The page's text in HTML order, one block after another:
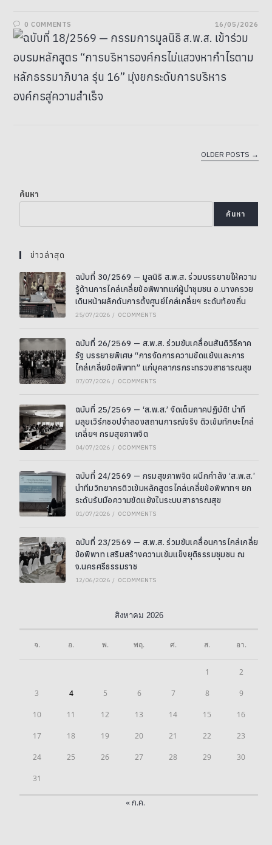
0 COMMENTS 16/05/2026
OLDER POSTS →
ค้นหา
ค้นหา
ข่าวล่าสุด
ฉบับที่ 30/2569 — มูลนิธิ ส.พ.ส. ร่วมบรรยายให้ความ
รู้ด้านการไกล่เกลี่ยข้อพิพาทแก่ผู้นำชุมชน อ.บางกรวย
เดินหน้าผลักดันการตั้งศูนย์ไกล่เกลี่ยฯ ระดับท้องถิ่น
25/07/2026 / 0 COMMENTS
ฉบับที่ 26/2569 — ส.พ.ส. ร่วมขับเคลื่อนสันติวิธีภาค
รัฐ บรรยายพิเศษ “การจัดการความขัดแย้งและการ
ไกล่เกลี่ยข้อพิพาท” แก่บุคลากรกระทรวงสาธารณสุข
07/07/2026 / 0 COMMENTS
ฉบับที่ 25/2569 — ‘ส.พ.ส.’ จัดเต็มภาคปฏิบัติ! นำที
มลุยเวิร์กชอปจำลองสถานการณ์จริง ติวเข้มทักษะไกล่
เกลี่ยฯ กรมสุขภาพจิต
04/07/2026 / 0 COMMENTS
ฉบับที่ 24/2569 — กรมสุขภาพจิต ผนึกกำลัง ‘ส.พ.ส.’
นำทีมวิทยากรติวเข้มหลักสูตรไกล่เกลี่ยข้อพิพาทฯ ยก
ระดับรับมือความขัดแย้งในระบบสาธารณสุข
01/07/2026 / 0 COMMENTS
ฉบับที่ 23/2569 — ส.พ.ส. ร่วมขับเคลื่อนการไกล่เกลี่ย
ข้อพิพาท เสริมสร้างความเข้มแข็งยุติธรรมชุมชน ณ
จ.นครศรีธรรมราช
12/06/2026 / 0 COMMENTS
สิงหาคม 2026
จ. อ. พ. พฤ. ศ. ส. อา.
1 2
3 4 5 6 7 8 9
10 11 12 13 14 15 16
17 18 19 20 21 22 23
24 25 26 27 28 29 30
31
« ก.ค.